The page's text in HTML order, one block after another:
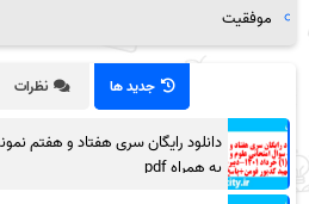
موفقیت
جدید ها نظرات
دانلود رایگان سری هفتاد و هفتم
به همراه pdf